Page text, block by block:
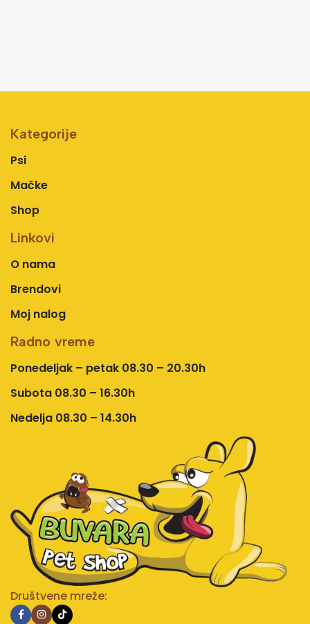
Kategorije
Psi
Mačke
Shop
Linkovi
O nama
Brendovi
Moj nalog
Radno vreme
Ponedeljak – petak 08.30 – 20.30h
Subota 08.30 – 16.30h
Nedelja 08.30 – 14.30h
Društvene mreže: